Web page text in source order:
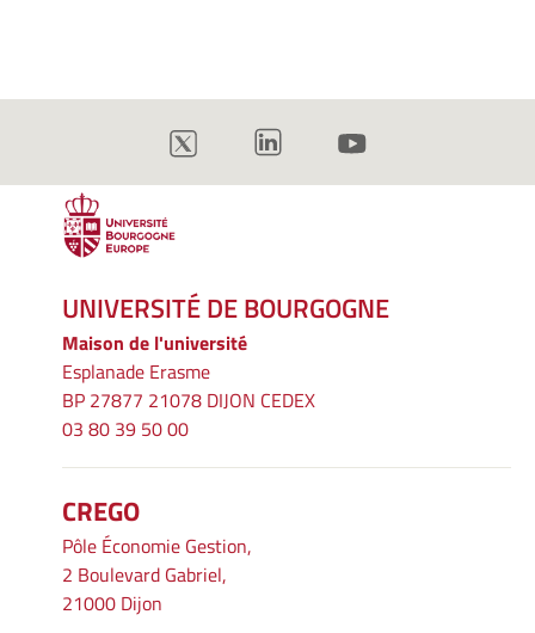
UNIVERSITÉ DE BOURGOGNE
Maison de l'université
Esplanade Erasme
BP 27877 21078 DIJON CEDEX
03 80 39 50 00
CREGO
Pôle Économie Gestion,
2 Boulevard Gabriel,
21000 Dijon